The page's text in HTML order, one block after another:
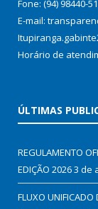
Fone: (94) 98440-
E-mail:
Horário de
ÚLTIMAS
REGULAMENTO
EDIÇÃO 20263 de
FLUXO